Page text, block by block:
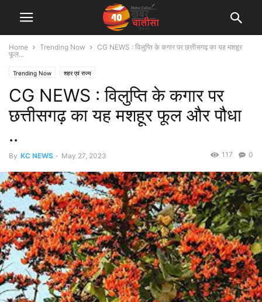
Home Trending Now
CG NEWS : विलुप्ति के कगार पर छत्तीसगढ़ का यह मशहूर
फूल...
Trending Now शहर एवं राज्य
CG NEWS : विलुप्ति के कगार पर
छत्तीसगढ़ का यह मशहूर फूल और पौधा
..
By KC NEWS - May 27, 2023 0
117